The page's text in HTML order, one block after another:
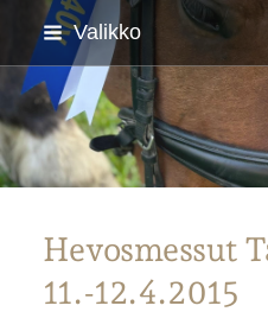
Siirry
sivun
sisältöön
Valikko
Hevosmessut
11.-12.4.2015